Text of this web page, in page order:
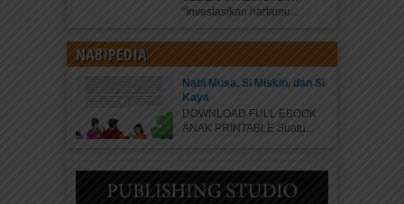
“Investasikan hartamu...
NABIPEDIA
Nabi Musa, Si Miskin, dan Si
Kaya
DOWNLOAD FULL EBOOK
ANAK PRINTABLE Suatu...